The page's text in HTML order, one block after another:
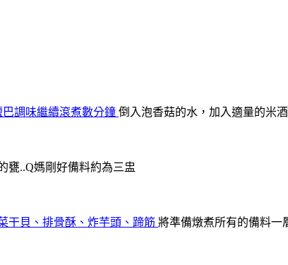
倒入泡香菇的水，加入適量的米
甕..Q媽剛好備料約為三盅
將準備燉煮所有的備料一